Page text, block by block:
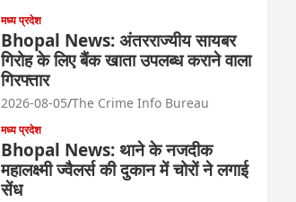
मध्य प्रदेश
Bhopal News: अंतरराज्यीय सायबर
गिरोह के लिए बैंक खाता उपलब्ध कराने वाला
गिरफ्तार
2026-08-05 The Crime Info Bureau
मध्य प्रदेश
Bhopal News: थाने के नजदीक
महालक्ष्मी ज्वैलर्स की दुकान में चोरों ने लगाई
सेंध